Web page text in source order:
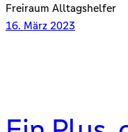
Freiraum Alltagshelfer
16. März 2023